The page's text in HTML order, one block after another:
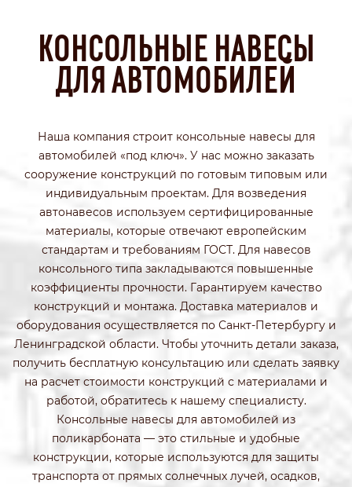
КОНСОЛЬНЫЕ НАВЕСЫ
ДЛЯ АВТОМОБИЛЕЙ
Наша компания строит консольные навесы для
автомобилей «под ключ». У нас можно заказать
сооружение конструкций по готовым типовым или
индивидуальным проектам. Для возведения
автонавесов используем сертифицированные
материалы, которые отвечают европейским
стандартам и требованиям ГОСТ. Для навесов
консольного типа закладываются повышенные
коэффициенты прочности. Гарантируем качество
конструкций и монтажа. Доставка материалов и
оборудования осуществляется по Санкт-Петербургу и
Ленинградской области. Чтобы уточнить детали заказа,
получить бесплатную консультацию или сделать заявку
на расчет стоимости конструкций с материалами и
работой, обратитесь к нашему специалисту.
Консольные навесы для автомобилей из
поликарбоната — это стильные и удобные
конструкции, которые используются для защиты
транспорта от прямых солнечных лучей, осадков,